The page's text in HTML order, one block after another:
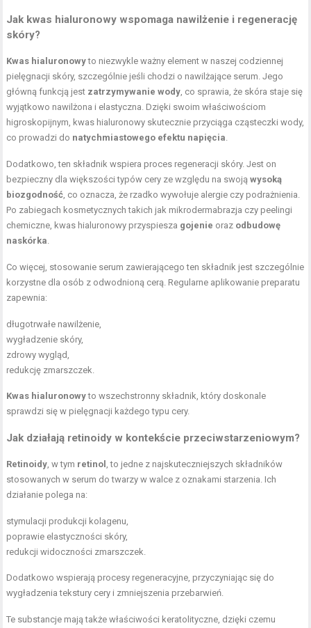
Jak kwas hialuronowy wspomaga nawilżenie i regenerację
skóry?
Kwas hialuronowyto niezwykle ważny element w naszej codziennej
pielęgnacji skóry, szczególnie jeśli chodzi o nawilżające serum. Jego
główną funkcją jest zatrzymywanie wody , co sprawia, że skóra staje się
wyjątkowo nawilżona i elastyczna. Dzięki swoim właściwościom
higroskopijnym, kwas hialuronowy skutecznie przyciąga cząsteczki wody,
co prowadzi do natychmiastowego efektu napięcia
Dodatkowo, ten składnik wspiera proces regeneracji skóry. Jest on
bezpieczny dla większości typów cery ze względu na swojąwysoką
biozgodność , co oznacza, że rzadko wywołuje alergie czy podrażnienia.
Po zabiegach kosmetycznych takich jak mikrodermabrazja czy peelingi
chemiczne, kwas hialuronowy przyspiesza gojenie oraz odbudowę
naskórka
Co więcej, stosowanie serum zawierającego ten składnik jest szczególnie
korzystne dla osób z odwodnioną cerą. Regularne aplikowanie preparatu
zapewnia:
długotrwałe nawilżenie,
wygładzenie skóry,
zdrowy wygląd,
redukcję zmarszczek.
Kwas hialuronowyto wszechstronny składnik, który doskonale
sprawdzi się w pielęgnacji każdego typu cery.
Jak działają retinoidy w kontekście przeciwstarzeniowym?
Retinoidy , w tym retinol , to jedne z najskuteczniejszych składników
stosowanych w serum do twarzy w walce z oznakami starzenia. Ich
działanie polega na:
stymulacji produkcji kolagenu,
poprawie elastyczności skóry,
redukcji widoczności zmarszczek.
Dodatkowo wspierają procesy regeneracyjne, przyczyniając się do
wygładzenia tekstury cery i zmniejszenia przebarwień.
Te substancje mają takżewłaściwości keratolityczne , dzięki czemu